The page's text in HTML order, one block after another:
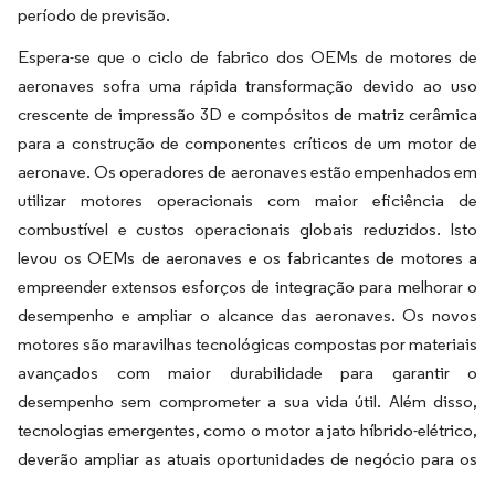
período de previsão.
Espera-se que o ciclo de fabrico dos OEMs de motores de
aeronaves sofra uma rápida transformação devido ao uso
crescente de impressão 3D e compósitos de matriz cerâmica
para a construção de componentes críticos de um motor de
aeronave. Os operadores de aeronaves estão empenhados em
utilizar motores operacionais com maior eficiência de
combustível e custos operacionais globais reduzidos. Isto
levou os OEMs de aeronaves e os fabricantes de motores a
empreender extensos esforços de integração para melhorar o
desempenho e ampliar o alcance das aeronaves. Os novos
motores são maravilhas tecnológicas compostas por materiais
avançados com maior durabilidade para garantir o
desempenho sem comprometer a sua vida útil. Além disso,
tecnologias emergentes, como o motor a jato híbrido-elétrico,
deverão ampliar as atuais oportunidades de negócio para os